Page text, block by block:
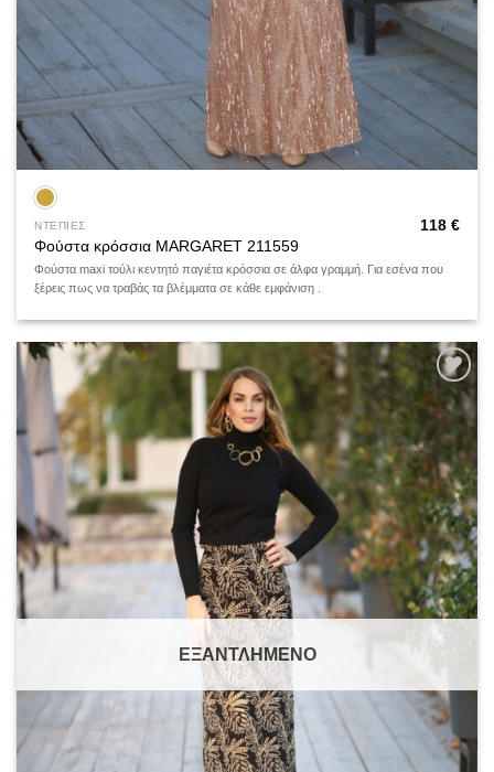
ΝΤΕΠΙΕΣ
Φούστα κρόσσια MARGARET 211559
118 €
Φούστα maxi τούλι κεντητό παγιέτα κρόσσια σε άλφα γραμμή. Για εσένα που
ξέρεις πως να τραβάς τα βλέμματα σε κάθε εμφάνιση .
Add to
wishlist
ΕΞΑΝΤΛΗΜΈΝΟ